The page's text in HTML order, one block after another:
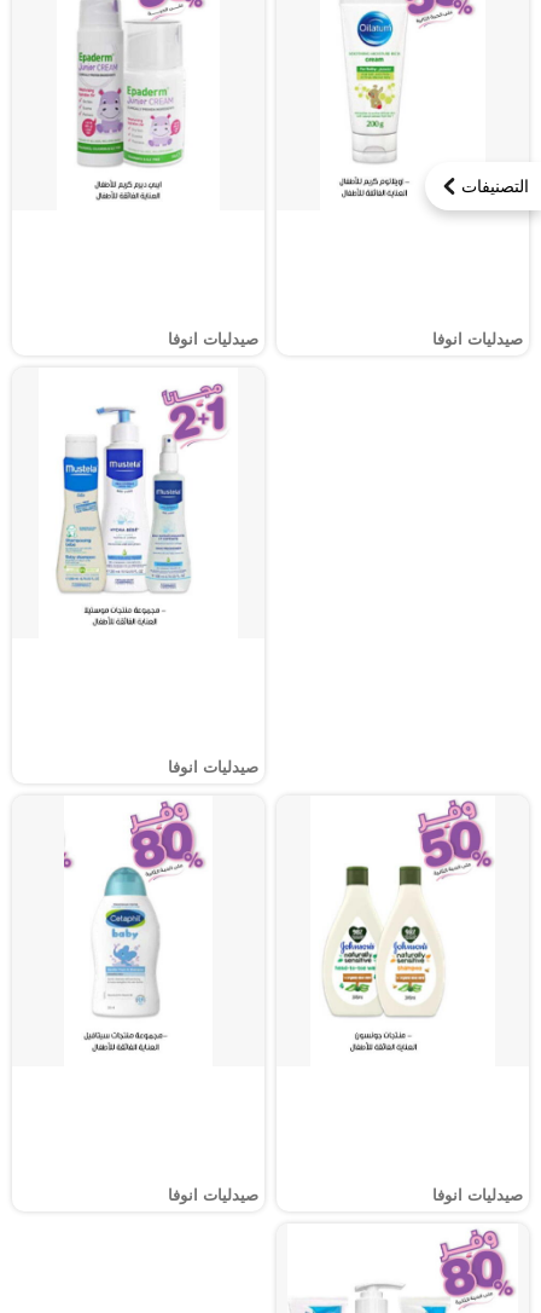
التصنيفات
صيدليات انوفا صيدليات انوفا
صيدليات انوفا
صيدليات انوفا صيدليات انوفا